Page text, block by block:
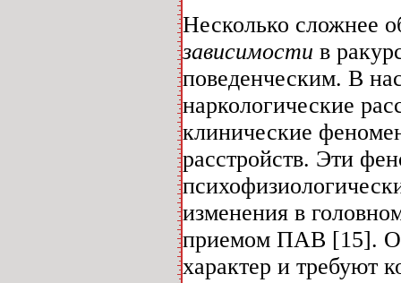
Несколько сложнее
зависимости в
поведенческим. В
наркологические
клинические
расстройств. Эти
изменения в
приемом ПАВ [15].
характер и требуют